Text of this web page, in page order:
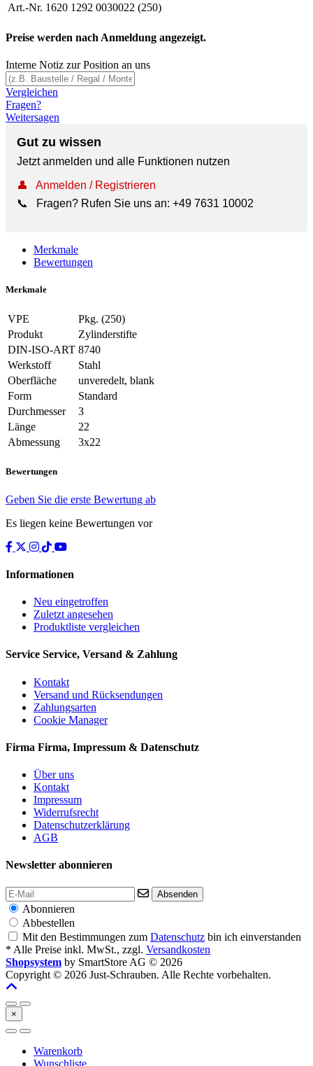
Art.-Nr. 1620 1292 0030022 (250)
Preise werden nach Anmeldung angezeigt.
Interne Notiz zur Position an uns
Vergleichen
Fragen?
Weitersagen
Gut zu wissen
Jetzt anmelden und alle Funktionen nutzen
👤
Anmelden / Registrieren
📞
Fragen? Rufen Sie uns an: +49 7631 10002
Merkmale
Bewertungen
Merkmale
VPE
Pkg. (250)
Produkt
Zylinderstifte
DIN-ISO-ART 8740
Werkstoff
Stahl
Oberfläche
unveredelt, blank
Form
Standard
Durchmesser
3
Länge
22
Abmessung
3x22
Bewertungen
Geben Sie die erste Bewertung ab
Es liegen keine Bewertungen vor
Informationen
Neu eingetroffen
Zuletzt angesehen
Produktliste vergleichen
Service Service, Versand & Zahlung
Kontakt
Versand und Rücksendungen
Zahlungsarten
Cookie Manager
Firma Firma, Impressum & Datenschutz
Über uns
Kontakt
Impressum
Widerrufsrecht
Datenschutzerklärung
AGB
Newsletter abonnieren
Absenden
Abonnieren
Abbestellen
Mit den Bestimmungen zum Datenschutz bin ich einverstanden
* Alle Preise inkl. MwSt., zzgl. Versandkosten
Shopsystem by SmartStore AG © 2026
Copyright © 2026 Just-Schrauben. Alle Rechte vorbehalten.
×
Warenkorb
Wunschliste